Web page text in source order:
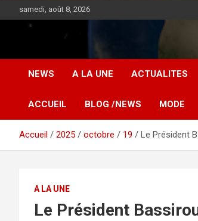
samedi, août 8, 2026
DIASPORA
NEWS A LA UNE ACTUALITES
ACCUEIL BLOG /NEWS MODE
Accueil 2025 octobre 19 Le Président
A LA UNE
Le Président